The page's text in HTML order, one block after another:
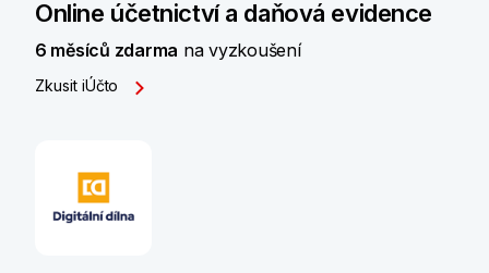
Online účetnictví a daňová evidence
6 měsíců zdarma na vyzkoušení
Zkusit iÚčto